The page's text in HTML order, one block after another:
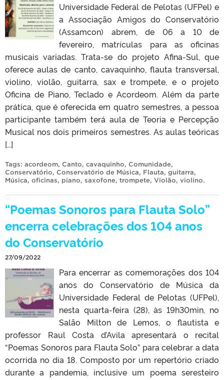
Universidade Federal de Pelotas (UFPel) e
a Associação Amigos do Conservatório
(Assamcon) abrem, de 06 a 10 de
fevereiro, matrículas para as oficinas
musicais variadas. Trata-se do projeto Afina-Sul, que
oferece aulas de canto, cavaquinho, flauta transversal,
violino, violão, guitarra, sax e trompete, e o projeto
Oficina de Piano, Teclado e Acordeom. Além da parte
prática, que é oferecida em quatro semestres, a pessoa
participante também terá aula de Teoria e Percepção
Musical nos dois primeiros semestres. As aulas teóricas
[…]
Tags: acordeom, Canto, cavaquinho, Comunidade,
Conservatório, Conservatório de Música, Flauta, guitarra,
Música, oficinas, piano, saxofone, trompete, Violão, violino.
“Poemas Sonoros para Flauta Solo”
encerra celebrações dos 104 anos
do Conservatório
27/09/2022
Para encerrar as comemorações dos 104
anos do Conservatório de Música da
Universidade Federal de Pelotas (UFPel),
nesta quarta-feira (28), às 19h30min, no
Salão Milton de Lemos, o flautista e
professor Raul Costa d’Avila apresentará o recital
“Poemas Sonoros para Flauta Solo” para celebrar a data
ocorrida no dia 18. Composto por um repertório criado
durante a pandemia, inclusive um poema seresteiro